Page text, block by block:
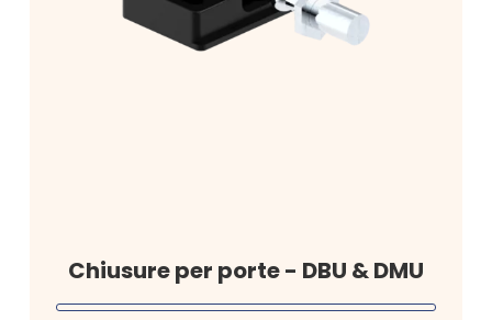
Chiusure per porte - DBU & DMU